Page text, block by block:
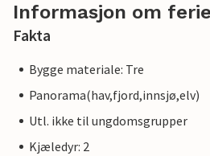
Informasjon om
Fakta
Bygge materiale: Tre
Panorama(hav,fjord,innsjø,elv)
Utl. ikke til ungdomsgrupper
Kjæledyr: 2